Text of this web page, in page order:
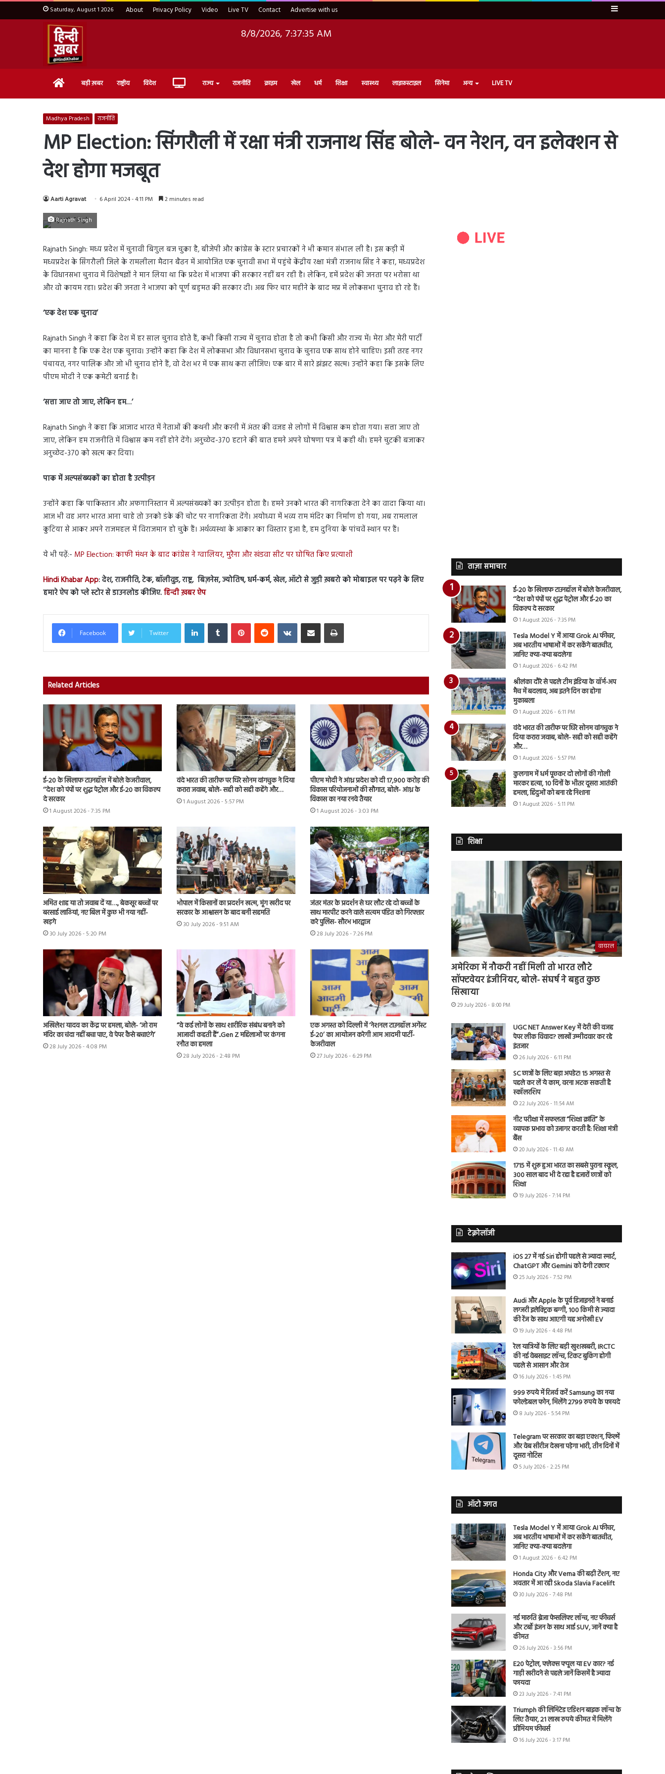
Saturday, August 1 2026 About Privacy Policy Video Live TV Contact Advertise with us Sidebar
8/8/2026, 7:37:36 AM
Home बड़ी ख़बर राष्ट्रीय विदेश Live राज्य राजनीति क्राइम खेल धर्म शिक्षा स्वास्थ्य लाइफ़स्टाइल सिनेमा अन्य LIVE TV
Madhya Pradesh राजनीति
MP Election: सिंगरौली में रक्षा मंत्री राजनाथ सिंह बोले- वन नेशन, वन इलेक्शन से
देश होगा मजबूत
Aarti Agravat 6 April 2024 - 4:11 PM 2 minutes read
Rajnath Singh
Rajnath Singh: मध्य प्रदेश में चुनावी बिगुल बज चुका है, बीजेपी और कांग्रेस के स्टार प्रचारकों ने भी कमान संभाल ली है। इस कड़ी में
मध्यप्रदेश के सिंगरौली जिले के रामलीला मैदान बैढन में आयोजित एक चुनावी सभा में पहुंचे केंद्रीय रक्षा मंत्री राजनाथ सिंह ने कहा, मध्यप्रदेश
के विधानसभा चुनाव में विशेषज्ञों ने मान लिया था कि प्रदेश में भाजपा की सरकार नहीं बन रही है। लेकिन, हमें प्रदेश की जनता पर भरोसा था
और वो कायम रहा। प्रदेश की जनता ने भाजपा को पूर्ण बहुमत की सरकार दी। अब फिर चार महीने के बाद मप्र में लोकसभा चुनाव हो रहे हैं।
‘एक देश एक चुनाव’
Rajnath Singh ने कहा कि देश में हर साल चुनाव होते हैं, कभी किसी राज्य में चुनाव होता है तो कभी किसी और राज्य में। मेरा और मेरी पार्टी
का मानना है कि एक देश एक चुनाव। उन्होंने कहा कि देश में लोकसभा और विधानसभा चुनाव के चुनाव एक साथ होने चाहिए। इसी तरह नगर
पंचायत, नगर पालिक और जो भी चुनाव होने हैं, वो देश भर में एक साथ करा लीजिए। एक बार में सारे झंझट खत्म। उन्होंने कहा कि इसके लिए
पीएम मोदी ने एक कमेटी बनाई है।
‘सत्ता जाए तो जाए, लेकिन हम…’
Rajnath Singh ने कहा कि आजाद भारत में नेताओं की कथनी और करनी में अंतर की वजह से लोगों में विश्वास कम होता गया। सत्ता जाए तो
जाए, लेकिन हम राजनीति में विश्वास कम नहीं होने देंगे। अनुच्छेद-370 हटाने की बात हमने अपने घोषणा पत्र में कही थी। हमने चुटकी बजाकर
अनुच्छेद-370 को खत्म कर दिया।
पाक में अल्पसंख्यकों का होता है उत्पीड़न
उन्होंने कहा कि पाकिस्तान और अफगानिस्तान में अल्पसंख्यकों का उत्पीड़न होता है। हमने उनको भारत की नागरिकता देने का वादा किया था।
आज भी वह अगर भारत आना चाहे तो उनको डंके की चोट पर नागरिकता देंगे। अयोध्या में भव्य राम मंदिर का निर्माण हो गया, अब रामलाल
कुटिया से आकर अपने राजमहल में विराजमान हो चुके हैं। अर्थव्यस्था के आकार का विस्तार हुआ है, हम दुनिया के पांचवें स्थान पर हैं।
ये भी पढ़ें:- MP Election: काफी मंथन के बाद कांग्रेस ने ग्वालियर, मुरैना और खंडवा सीट पर घोषित किए प्रत्याशी
Hindi Khabar App: देश, राजनीति, टेक, बॉलीवुड, राष्ट्र, बिज़नेस, ज्योतिष, धर्म-कर्म, खेल, ऑटो से जुड़ी ख़बरो को मोबाइल पर पढ़ने के लिए
हमारे ऐप को प्ले स्टोर से डाउनलोड कीजिए.हिन्दी ख़बर ऐप
Facebook Twitter
LinkedInTumblr PinterestReddit VKontakteShare via Email Print
Related Articles
ई-20 के खिलाफ टाउनहॉल में बोले केजरीवाल,
‘‘देश को पंपों पर शुद्ध पेट्रोल और ई-20 का विकल्प
दे सरकार
1 August 2026 - 7:35 PM
वंदे भारत की तारीफ पर घिरे सोनम वांगचुक ने दिया
करारा जवाब, बोले- सही को सही कहेंगे और…
1 August 2026 - 5:57 PM
पीएम मोदी ने आंध्र प्रदेश को दी 17,900 करोड़ की
विकास परियोजनाओं की सौगात, बोले- आंध्र के
विकास का नया रनवे तैयार
1 August 2026 - 3:03 PM
अमित शाह या तो जवाब दें या…., बेकसूर बच्चों पर
बरसाई लाठियां, नए बिल में कुछ भी नया नहीं-
खड़गे
30 July 2026 - 5:20 PM
भोपाल में किसानों का प्रदर्शन खत्म, मूंग खरीद पर
सरकार के आश्वासन के बाद बनी सहमति
30 July 2026 - 9:51 AM
जंतर मंतर के प्रदर्शन से घर लौट रहे दो बच्चों के
साथ मारपीट करने वाले सत्यम पंडित को गिरफ्तार
करे पुलिस- सौरभ भारद्वाज
28 July 2026 - 7:26 PM
अखिलेश यादव का केंद्र पर हमला, बोले- ‘जो राम
मंदिर का चंदा नहीं बचा पाए, वे पेपर कैसे बचाएंगे’
28 July 2026 - 4:08 PM
“वे कई लोगों के साथ शारीरिक संबंध बनाने को
आजादी कहती हैं”..Gen Z महिलाओं पर कंगना
रनौत का हमला
28 July 2026 - 2:48 PM
एक अगस्त को दिल्ली में ‘नेशनल टाउनहॉल अगेंस्ट
ई-20’ का आयोजन करेगी आम आदमी पार्टी-
केजरीवाल
27 July 2026 - 6:29 PM
ताज़ा समाचार
ई-20 के खिलाफ टाउनहॉल में बोले केजरीवाल,
‘‘देश को पंपों पर शुद्ध पेट्रोल और ई-20 का
विकल्प दे सरकार
1 August 2026 - 7:35 PM
Tesla Model Y में आया Grok AI फीचर,
अब भारतीय भाषाओं में कर सकेंगे बातचीत,
जानिए क्या-क्या बदलेगा
1 August 2026 - 6:42 PM
श्रीलंका दौरे से पहले टीम इंडिया के वॉर्म-अप
मैच में बदलाव, अब इतने दिन का होगा
मुकाबला
1 August 2026 - 6:11 PM
वंदे भारत की तारीफ पर घिरे सोनम वांगचुक ने
दिया करारा जवाब, बोले- सही को सही कहेंगे
और…
1 August 2026 - 5:57 PM
कुलगाम में धर्म पूछकर दो लोगों की गोली
मारकर हत्या, 10 दिनों के भीतर दूसरा आतंकी
हमला, हिंदुओं को बना रहे निशाना
1 August 2026 - 5:11 PM
शिक्षा
वायरल
अमेरिका में नौकरी नहीं मिली तो भारत लौटे
सॉफ्टवेयर इंजीनियर, बोले- संघर्ष ने बहुत कुछ
सिखाया
29 July 2026 - 8:00 PM
UGC NET Answer Key में देरी की वजह
पेपर लीक विवाद? लाखों उम्मीदवार कर रहे
इंतजार
26 July 2026 - 6:11 PM
SC छात्रों के लिए बड़ा अपडेट! 15 अगस्त से
पहले कर लें ये काम, वरना अटक सकती है
स्कॉलरशिप
22 July 2026 - 11:54 AM
नीट परीक्षा में सफलता “शिक्षा क्रांति” के
व्यापक प्रभाव को उजागर करती है: शिक्षा मंत्री
बैंस
20 July 2026 - 11:43 AM
1715 में शुरू हुआ भारत का सबसे पुराना स्कूल,
300 साल बाद भी दे रहा है हजारों छात्रों को
शिक्षा
19 July 2026 - 7:14 PM
टेक्नोलॉजी
iOS 27 में नई Siri होगी पहले से ज्यादा स्मार्ट,
ChatGPT और Gemini को देगी टक्कर
25 July 2026 - 7:52 PM
Audi और Apple के पूर्व डिजाइनरों ने बनाई
लग्जरी इलेक्ट्रिक बग्गी, 100 किमी से ज्यादा
की रेंज के साथ आएगी यह अनोखी EV
19 July 2026 - 4:48 PM
रेल यात्रियों के लिए बड़ी खुशखबरी, IRCTC
की नई वेबसाइट लॉन्च, टिकट बुकिंग होगी
पहले से आसान और तेज
16 July 2026 - 1:45 PM
999 रुपये में रिजर्व करें Samsung का नया
फोल्डेबल फोन, मिलेंगे 2799 रुपये के फायदे
8 July 2026 - 5:54 PM
Telegram पर सरकार का बड़ा एक्शन, फिल्में
और वेब सीरीज देखना पड़ेगा भारी, तीन दिनों में
दूसरा नोटिस
5 July 2026 - 2:25 PM
ऑटो जगत
Tesla Model Y में आया Grok AI फीचर,
अब भारतीय भाषाओं में कर सकेंगे बातचीत,
जानिए क्या-क्या बदलेगा
1 August 2026 - 6:42 PM
Honda City और Verna की बढ़ी टेंशन, नए
अवतार में आ रही Skoda Slavia Facelift
30 July 2026 - 7:48 PM
नई मारुति ब्रेजा फेसलिफ्ट लॉन्च, नए फीचर्स
और टर्बो इंजन के साथ आई SUV, जानें क्या है
कीमत
26 July 2026 - 3:56 PM
E20 पेट्रोल, फ्लेक्स फ्यूल या EV कार? नई
गाड़ी खरीदने से पहले जानें किसमें है ज्यादा
फायदा
23 July 2026 - 7:41 PM
Triumph की लिमिटेड एडिशन बाइक लॉन्च के
लिए तैयार, 21 लाख रुपये कीमत में मिलेंगे
प्रीमियम फीचर्स
16 July 2026 - 3:17 PM